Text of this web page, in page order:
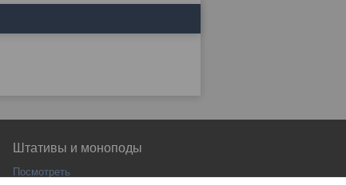
Штативы и моноподы
Посмотреть